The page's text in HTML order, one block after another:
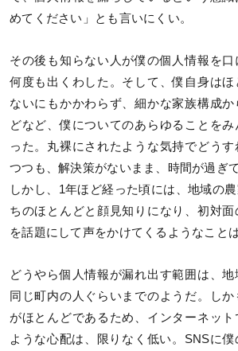
めてください」とも言いにくい。
その後も知らない人が僕の個人情報を
何度も出くわした。そして、僕自身は
ないにもかかわらず、細かな家族構成
どなど、僕についてのあらゆることを
った。丸裸にされたような気持でどう
つつも、解決策がないまま、時間が過ぎ
しかし、1年ほど経った頃には、地域の
ちのほとんどと顔見知りになり、初対
を話題にして声をかけてくるようなこと
どうやら個人情報が漏れ出す範囲は、地
同じ町内の人ぐらいまでのようだ。し
がほとんどであるため、インターネッ
ような心配は、限りなく低い。SNSに